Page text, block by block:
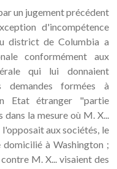
un jugement précédent
d'incompétence
district de Columbia a
conformément aux
qui lui donnaient
demandes formées à
Etat étranger "partie
la mesure où M. X...
aux sociétés, le
à Washington ;
M. X... visaient des